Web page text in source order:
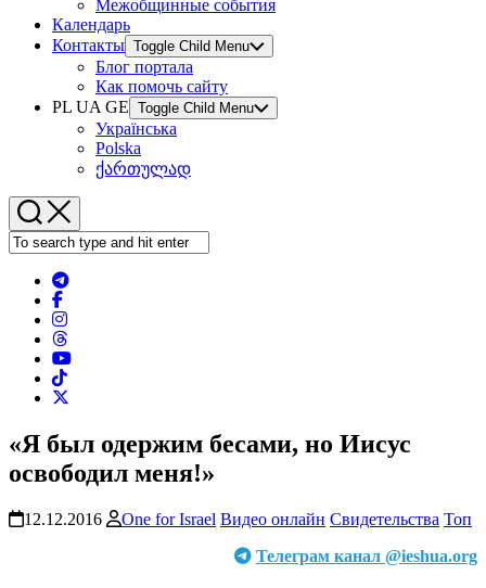
Межобщинные события
Календарь
Контакты Toggle Child Menu
Блог портала
Как помочь сайту
PL UA GE Toggle Child Menu
Українська
Polska
ქართულად
«Я был одержим бесами, но Иисус
освободил меня!»
12.12.2016 One for Israel Видео онлайн Свидетельства Топ
Телеграм канал @ieshua.org